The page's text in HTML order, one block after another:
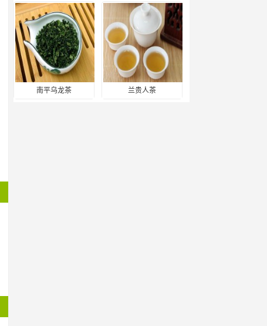
南平乌龙茶 兰贵人茶